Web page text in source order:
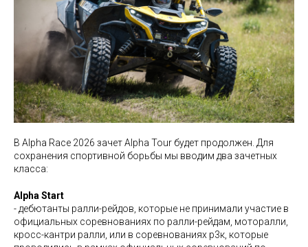
В Alpha Race 2026 зачет Alpha Tour будет продолжен. Для
сохранения спортивной борьбы мы вводим два зачетных
класса:
Alpha Start
- дебютанты ралли-рейдов, которые не принимали участие в
официальных соревнованиях по ралли-рейдам, моторалли,
кросс-кантри ралли, или в соревнованиях р3к, которые